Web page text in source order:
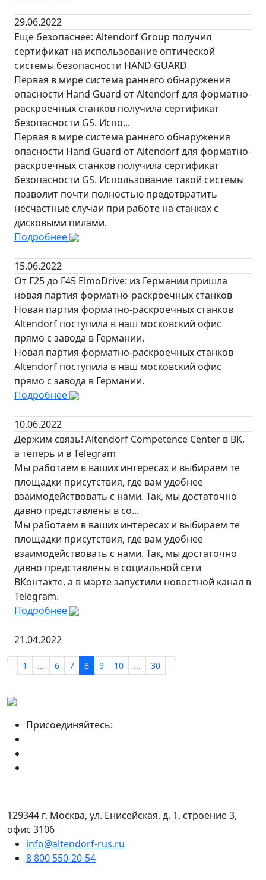
29.06.2022
Еще безопаснее: Altendorf Group получил
сертификат на использование оптической
системы безопасности HAND GUARD
Первая в мире система раннего обнаружения
опасности Hand Guard от Altendorf для форматно-
раскроечных станков получила сертификат
безопасности GS. Испо...
Первая в мире система раннего обнаружения
опасности Hand Guard от Altendorf для форматно-
раскроечных станков получила сертификат
безопасности GS. Использование такой системы
позволит почти полностью предотвратить
несчастные случаи при работе на станках с
дисковыми пилами.
Подробнее
15.06.2022
От F25 до F45 ElmoDrive: из Германии пришла
новая партия форматно-раскроечных станков
Новая партия форматно-раскроечных станков
Altendorf поступила в наш московский офис
прямо с завода в Германии.
Новая партия форматно-раскроечных станков
Altendorf поступила в наш московский офис
прямо с завода в Германии.
Подробнее
10.06.2022
Держим связь! Altendorf Competence Сenter в ВК,
а теперь и в Telegram
Мы работаем в ваших интересах и выбираем те
площадки присутствия, где вам удобнее
взаимодействовать с нами. Так, мы достаточно
давно представлены в со...
Мы работаем в ваших интересах и выбираем те
площадки присутствия, где вам удобнее
взаимодействовать с нами. Так, мы достаточно
давно представлены в социальной сети
ВКонтакте, а в марте запустили новостной канал в
Telegram.
Подробнее
21.04.2022
1 ... 6 7 8 9 10 ... 30
Присоединяйтесь:
129344 г. Москва, ул. Енисейская, д. 1, строение 3,
офис 3106
info@altendorf-rus.ru
8 800 550-20-54